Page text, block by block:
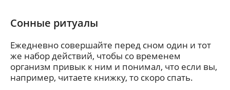
Сонные ритуалы
Ежедневно совершайте перед сном один и тот
же набор действий, чтобы со временем
организм привык к ним и понимал, что если вы,
например, читаете книжку, то скоро спать.